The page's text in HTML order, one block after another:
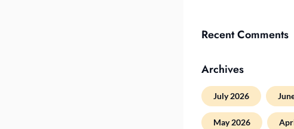
Recent Comments
Archives
July 2026
May 2026